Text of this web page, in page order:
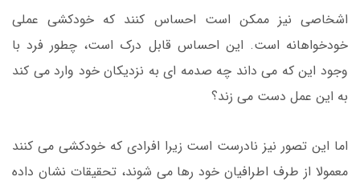
اشخاصی نیز ممکن است احساس کنند که خودکشی عملی
خودخواهانه است. این احساس قابل درک است، چطور فرد با
وجود این که می داند چه صدمه ای به نزدیکان خود وارد می کند
به این عمل دست می زند؟
اما این تصور نیز نادرست است زیرا افرادی که خودکشی می کنند
معمولا از طرف اطرافیان خود رها می شوند، تحقیقات نشان داده